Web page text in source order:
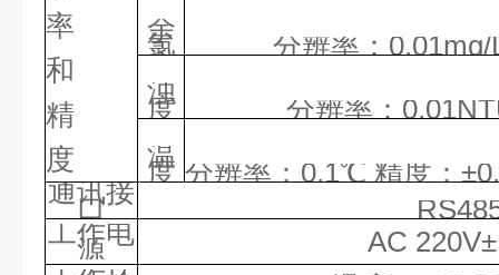
率
和
精
度
余
氯 分辨率：0.01mg/
浊
度 分辨率：
温
度 分辨率：0.1℃ 精度：
通讯接
口
工作电
源
AC